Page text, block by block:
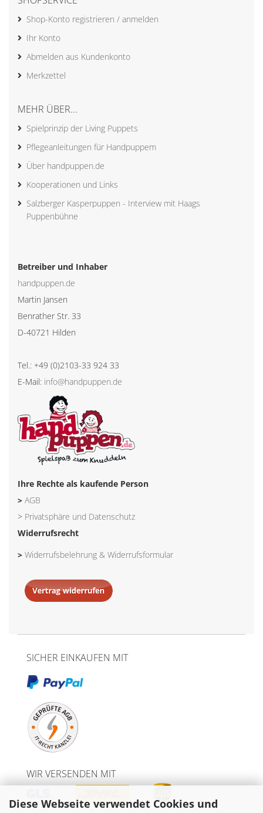
Diese Webseite verwendet Cookies und
Shop-Konto registrieren / anmelden
Ihr Konto
Abmelden aus Kundenkonto
Merkzettel
MEHR ÜBER...
Spielprinzip der Living Puppets
Pflegeanleitungen für Handpuppem
Über handpuppen.de
Kooperationen und Links
Salzberger Kasperpuppen - Interview mit Haags
Puppenbühne
Betreiber und Inhaber
handpuppen.de
Martin Jansen
Benrather Str. 33
D-40721 Hilden
Tel.: +49 (0)2103-33 924 33
E-Mail: info@handpuppen.de
Ihre Rechte als kaufende Person
> AGB
> Privatsphäre und Datenschutz
Widerrufsrecht
> Widerrufsbelehrung & Widerrufsformular
SICHER EINKAUFEN MIT
WIR VERSENDEN MIT